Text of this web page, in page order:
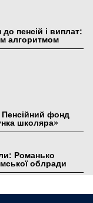
пенсій і виплат:
алгоритмом
фонд
школяра»
Романько
облради
історій із